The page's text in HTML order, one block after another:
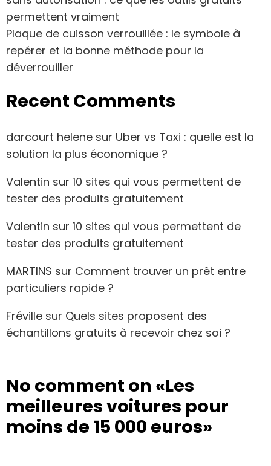
permettent vraiment
Plaque de cuisson verrouillée : le symbole à
repérer et la bonne méthode pour la
déverrouiller
Recent Comments
darcourt helene sur Uber vs Taxi : quelle est la
solution la plus économique ?
Valentin sur 10 sites qui vous permettent de
tester des produits gratuitement
Valentin sur 10 sites qui vous permettent de
tester des produits gratuitement
MARTINS sur Comment trouver un prêt entre
particuliers rapide ?
Fréville sur Quels sites proposent des
échantillons gratuits à recevoir chez soi ?
No comment on «Les
meilleures voitures pour
moins de 15 000 euros»